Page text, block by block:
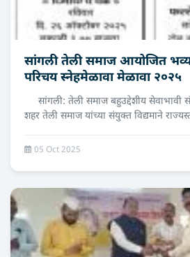
सांगली तेली समाज आयोजित
परिचय स्नेहमेळावा मेळावा २०२५
सांगली: तेली समाज बहुउद्देशीय सेवाभावी
शहर तेली समाज यांच्या संयुक्त विद्यमाने
05 Oct 2025